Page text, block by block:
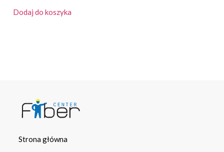
Dodaj do koszyka
Strona główna